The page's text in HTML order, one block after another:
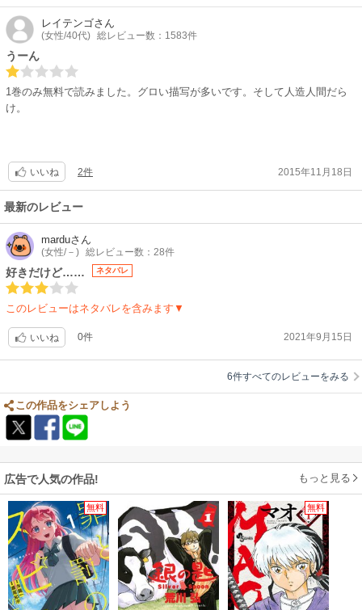
レイテンゴさん
(女性/40代) 総レビュー数：1583件
うーん
1巻のみ無料で読みました。グロい描写が多いです。そして人造人間だら
け。
いいね 2件 2015年11月18日
最新のレビュー
marduさん
(女性/－) 総レビュー数：28件
好きだけど…… ネタバレ
このレビューはネタバレを含みます▼
いいね 0件 2021年9月15日
6件すべてのレビューをみる
この作品をシェアしよう
広告で人気の作品! もっと見る
無料 無料